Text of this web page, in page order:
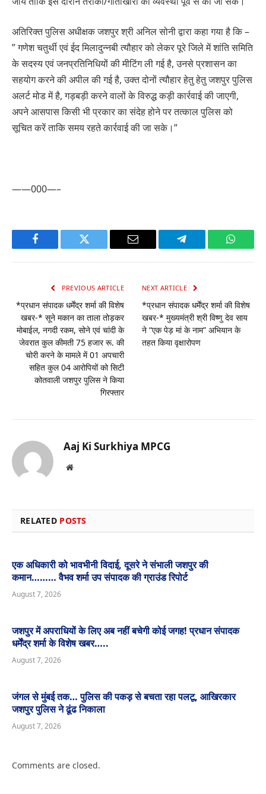
अतिरिक्त पुलिस अधीक्षक जशपुर श्री अनिल सोनी द्वारा कहा गया है कि –
” गणेश चतुर्थी एवं ईद मिलादुन्नबी त्यौहार को लेकर पूरे जिले में शांति समिति
के सदस्य एवं जनप्रतिनिधियों की मीटिंग ली गई है, उनसे प्रशासन का
सहयोग करने की अपील की गई है, उक्त दोनों त्यौहार हेतु हेतु जशपुर पुलिस
अलर्ट मोड में है, गड़बड़ी करने वालों के विरुद्ध कड़ी कार्रवाई की जाएगी,
अपने आसपास किसी भी प्रकार का संदेह होने पर तत्काल पुलिस को
सूचित करें ताकि समय रहते कार्रवाई की जा सके।”
——000—–
Facebook Twitter Email Telegram
PREVIOUS ARTICLE
*प्रधान संपादक धर्मेंद्र शर्मा की विशेष
खबर-* सूने मकान का ताला तोड़कर
मोबाईल, नगदी रकम, सोने एवं चांदी के
जेवरात कुल कीमती 75 हजार रू. की
चोरी करने के मामले में 01 अपचारी
सहित कुल 04 आरोपियों को सिटी
कोतवाली जशपुर पुलिस ने किया
गिरफ्तार
NEXT ARTICLE
*प्रधान संपादक धर्मेंद्र शर्मा की विशेष
खबर-* मुख्यमंत्री श्री विष्णु देव साय
ने “एक पेड़ मां के नाम” अभियान के
तहत किया वृक्षारोपण
Aaj Ki Surkhiya MPCG
Website
RELATED POSTS
एक अधिकारी को भावभीनी विदाई, दूसरे ने संभाली जशपुर की
कमान……… वैभव शर्मा उप संपादक की ग्राउंड रिपोर्ट
August 7, 2026
जशपुर में अपराधियों के लिए अब नहीं बचेगी कोई जगह! प्रधान संपादक
धर्मेंद्र शर्मा के विशेष खबर…..
August 7, 2026
जंगल से मुंबई तक… पुलिस की पकड़ से बचता रहा पलटू, आखिरकार
जशपुर पुलिस ने ढूंढ निकाला
August 7, 2026
Comments are closed.